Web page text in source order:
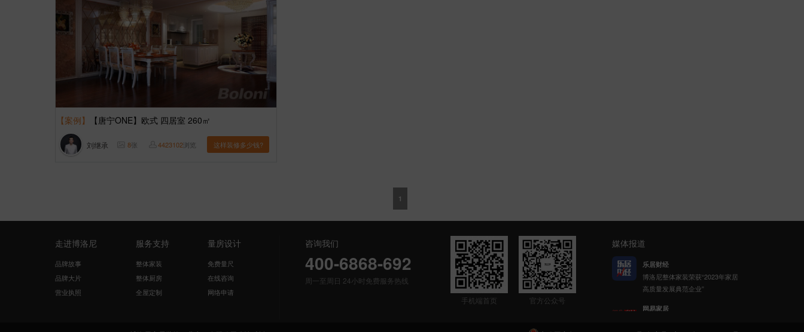
【案例】 【唐宁ONE】欧式 四居室 260㎡
刘继承 8张 4423102浏览 这样装修多少钱?
1
走进博洛尼
品牌故事
品牌大片
营业执照
服务支持
整体家装
整体厨房
全屋定制
量房设计
免费量尺
在线咨询
网络申请
咨询我们
400-6868-692
周一至周日 24小时免费服务热线
手机端首页
官方公众号
媒体报道
网易家居
博洛尼携手网易公益发起「健康
呼吸计划」
新浪家居